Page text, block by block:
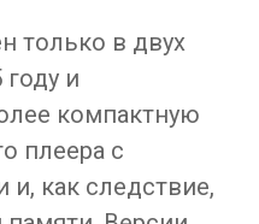
только в двух
году и
компактную
плеера с
как следствие,